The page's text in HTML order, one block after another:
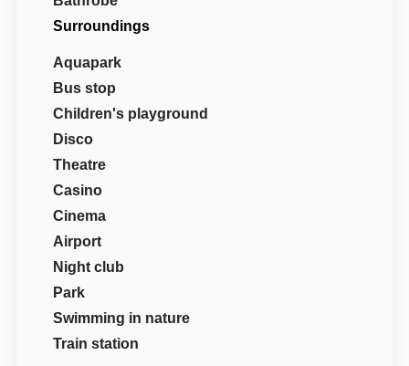
Surroundings
Aquapark
Bus stop
Children's playground
Disco
Theatre
Casino
Cinema
Airport
Night club
Park
Swimming in nature
Train station